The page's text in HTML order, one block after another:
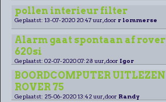
pollen interieur filter
Geplaatst: 13-07-2020 20:47 uur, door r lommerse
Alarm gaat spontaan af rover
620si
Geplaatst: 02-07-2020 07:28 uur, door Igor
BOORDCOMPUTER UITLEZEN
ROVER 75
Geplaatst: 25-06-2020 13:42 uur, door Randy